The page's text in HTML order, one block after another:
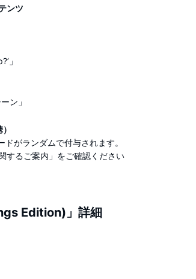
ンツ
」
ン」
がランダムで付与されます。
するご案内」をご確認ください
Edition)」詳細